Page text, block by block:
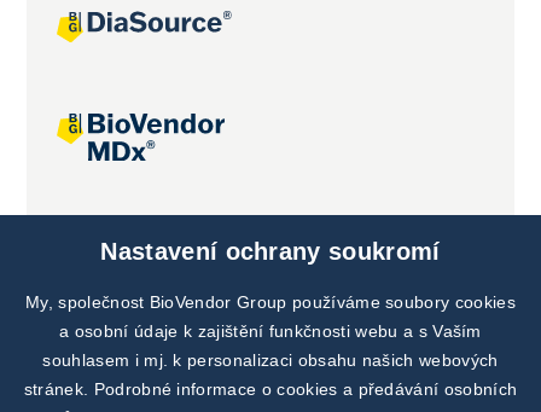
Nastavení ochrany soukromí
My, společnost BioVendor Group používáme soubory cookies
a osobní údaje k zajištění funkčnosti webu a s Vaším
souhlasem i mj. k personalizaci obsahu našich webových
stránek. Podrobné informace o cookies a předávání osobních